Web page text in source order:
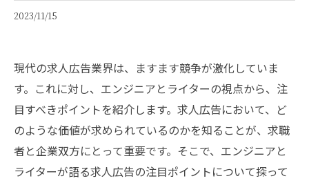
2023/11/15
現代の求人広告業界は、ますます競争が激化していま
す。これに対し、エンジニアとライターの視点から、注
目すべきポイントを紹介します。求人広告において、ど
のような価値が求められているのかを知ることが、求職
者と企業双方にとって重要です。そこで、エンジニアと
ライターが語る求人広告の注目ポイントについて探って